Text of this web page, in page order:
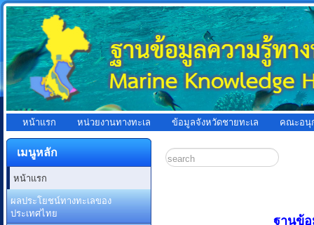
หน้าแรก หน่วยงานทางทะเล ข้อมูลจังหวัดชายทะเล คณะอนุ
เมนูหลัก
หน้าแรก
ผลประโยชน์ทางทะเลของ
ประเทศไทย
ฐานข้อ